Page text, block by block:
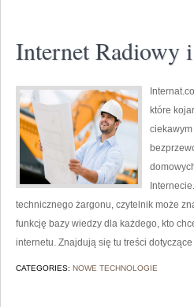
Internet Radiowy
które
technicznego żargonu, czytelnik może
funkcję bazy wiedzy dla każdego, kto
internetu. Znajdują się tu treści dotyczące
CATEGORIES: NOWE TECHNOLOGIE